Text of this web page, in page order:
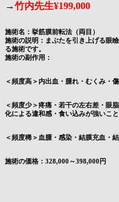
→竹内先生¥199,000
施術名：挙筋膜前転法（両目）
施術の説明：まぶたを引き上げる眼
る施術です。
施術の副作用：
＜頻度高＞内出血・腫れ・むくみ・
＜頻度少＞疼痛・若干の左右差・眼
化による違和感・食い込みが強いこ
＜頻度稀＞血腫・感染・結膜充血・
施術の価格：328,000～398,000円